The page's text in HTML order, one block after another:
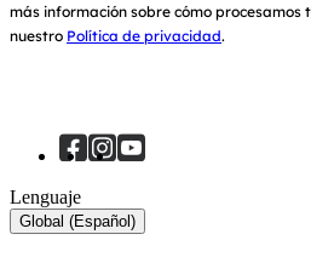
más información sobre cómo procesamos
nuestro Política de privacidad.
Lenguaje
Global (Español)